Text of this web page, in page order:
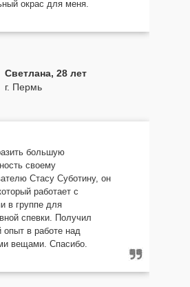
окрас для меня.
Светлана, 28 лет
г. Пермь
большую
своему
Стасу Суботину, он
работает с
в группе для
спевки. Получил
опыт в работе над
вещами. Спасибо.